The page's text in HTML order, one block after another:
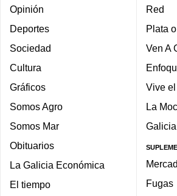
Opinión
Deportes
Sociedad
Cultura
Gráficos
Somos Agro
Somos Mar
Obituarios
La Galicia Económica
El tiempo
Red
Plata
Ven A
Vive
La
Fugas